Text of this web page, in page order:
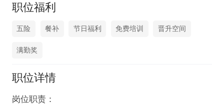
职位福利
五险 餐补 节日福利 免费培训 晋升空间
满勤奖
职位详情
岗位职责：